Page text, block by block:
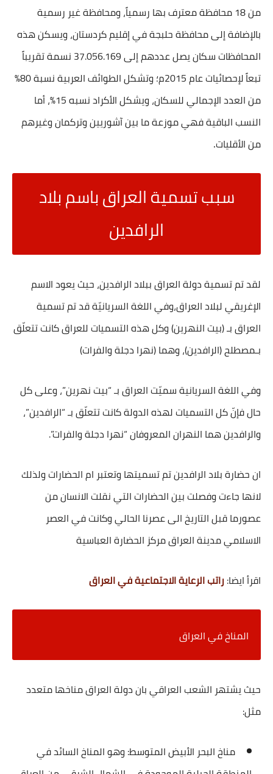
من 18 محافظة معترف بها رسمياً، ومحافظة غير رسمية
بالإضافة إلى محافظة حلبجة في إقليم كردستان، ويسكن هذه
المحافظات سكان يصل عددهم إلى 37.056.169 نسمة تقريباً
تبعاً لإحصائيات عام 2015م؛ وتشكل الطوائف العربية نسبة 80%
من العدد الإجمالي للسكان، ويشكل الأكراد نسبه 15%، أما
النسب الباقية فهي موزعة ما بين آشوريين وتركمان وغيرهم
من الأقليات.
سبب تسمية العراق باسم بلاد
الرافدين
لقد تم تسمية دولة العراق ببلاد الرافدين، حيث يعود الاسم
الإغريقي لبلاد العراق،وفي اللغة السريانيّة قد تم تسمية
العراق بـ (بيت النهرين) وكل هذه التسميات للعراق كانت تتعلّق
بـمصطلح (الرافدين)، وهما (نهرا دجلة والفرات)
وفي اللغة السريانية سميّت العراق بـ “بيت نهرين”، وعلى كل
حال فإنّ كل التسميات لهذه الدولة كانت تتعلّق بـ “الرافدين”،
والرافدين هما النهران المعروفان “نهرا دجلة والفرات”.
ان حضارة بلاد الرافدين تم تسميتها وتعتبر ام الحضارات ولذلك
لانها جاءت وفصلت بين الحضارات التي نقلت الانسان من
عصورما قبل التاريخ الى عصرنا الحالي وكانت في العصر
الاسلامي مدينة العراق مركز الحضارة العباسية
اقرأ ايضا:راتب الرعاية الاجتماعية في العراق
المناخ في العراق
حيث يشتهر الشعب العراقي بان دولة العراق مناخها متعدد
مثل:
مناخ البحر الأبيض المتوسط: وهو المناخ السائد في